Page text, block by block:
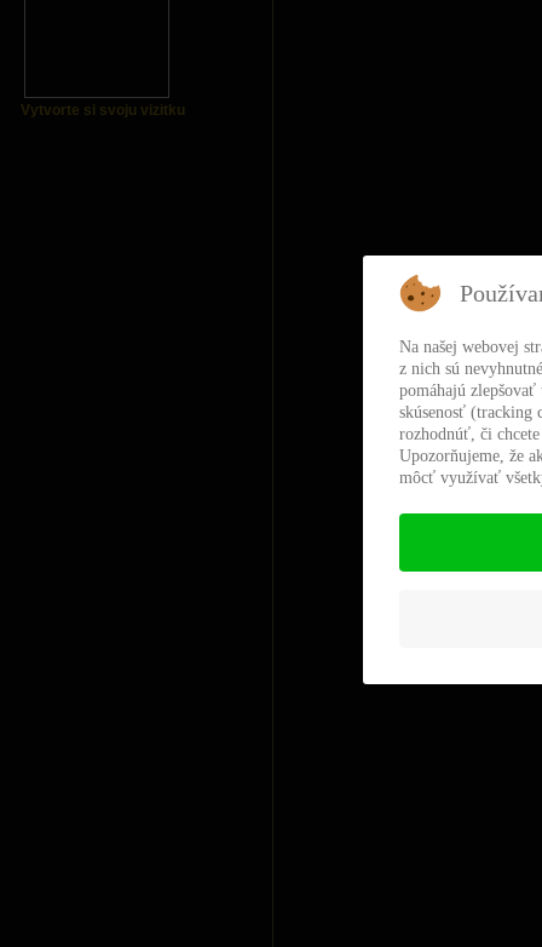
Vytvorte si svoju vizitku
Na našej webovej
z nich sú
pomáhajú
skúsenosť (tracking
rozhodnúť, či
Upozorňujeme, že
môcť využívať